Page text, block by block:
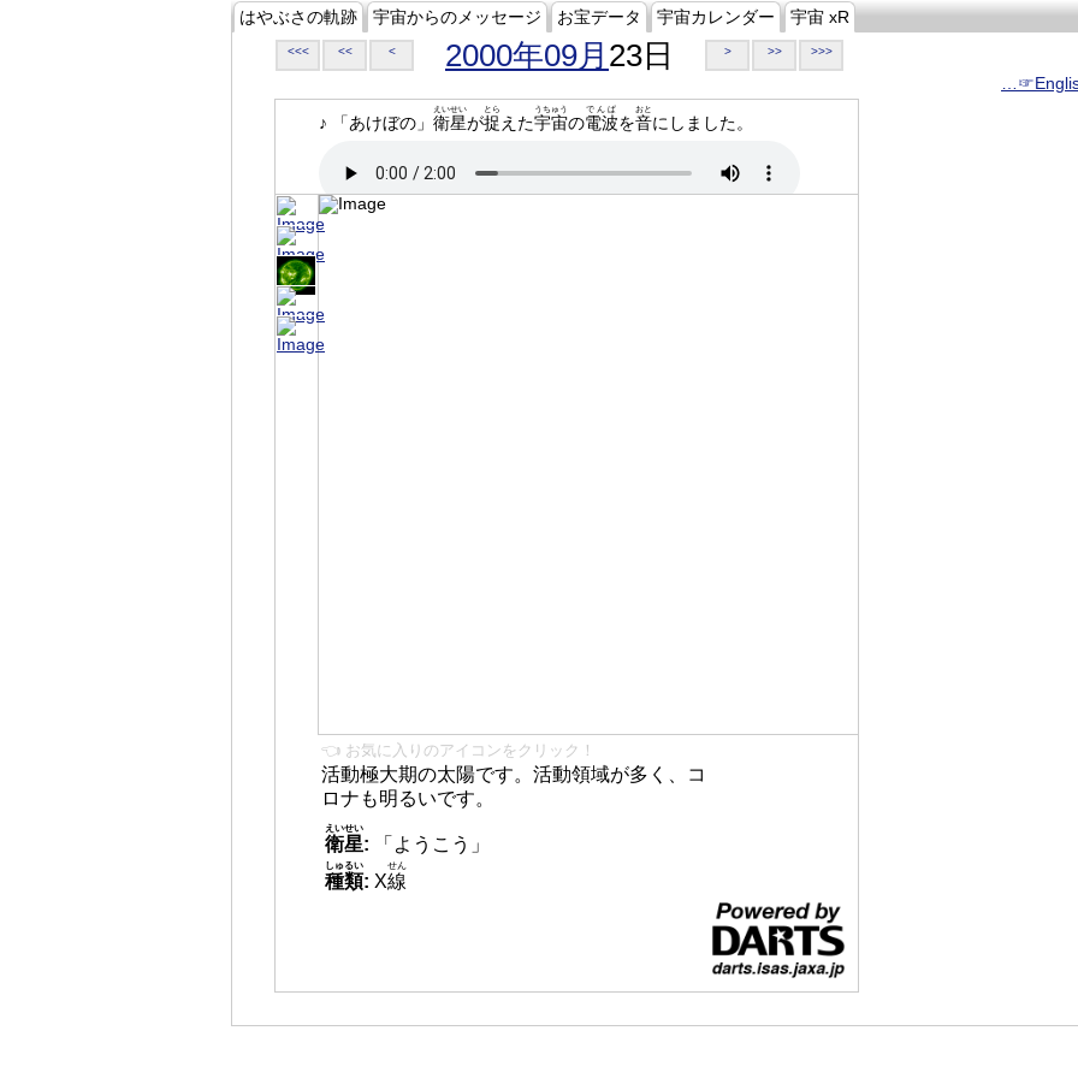
はやぶさの軌跡 宇宙からのメッセージ お宝データ 宇宙カレンダー 宇宙 xR
<<< << < 2000年09月 23日 > >> >>>
♪ 「あけぼの」 衛星
えいせい
が捉
とら
えた宇宙
うちゅう
の電波
でんぱ
を音
おと
にしました。
👈 お気に入りのアイコンをクリック！
活動極大期の太陽です。活動領域が多く、コ
ロナも明るいです。
衛星
えいせい
:
「ようこう」
種類
しゅるい
: X線
せん